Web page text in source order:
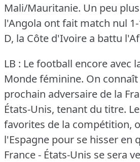
Mali/Mauritanie. Un peu
l'Angola ont fait match nul 1-
D, la Côte d'Ivoire a battu
LB : Le football encore avec
Monde féminine. On
prochain adversaire de la
États-Unis, tenant du titre.
favorites de la compétition,
l'Espagne pour se hisser en
France - États-Unis se sera